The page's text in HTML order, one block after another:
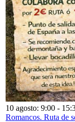
10 agosto: 9:00 -
Romancos. Ruta de